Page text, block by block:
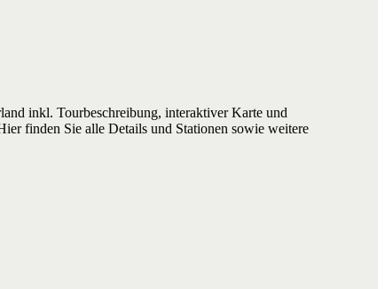
inkl. Tourbeschreibung, interaktiver Karte und
finden Sie alle Details und Stationen sowie weitere